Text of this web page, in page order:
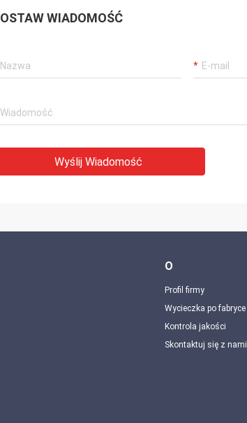
WIADOMOŚĆ
Wyślij Wiadomość
O
Profil firmy
Wycieczka po fabryce
Kontrola jakości
Skontaktuj się z nami